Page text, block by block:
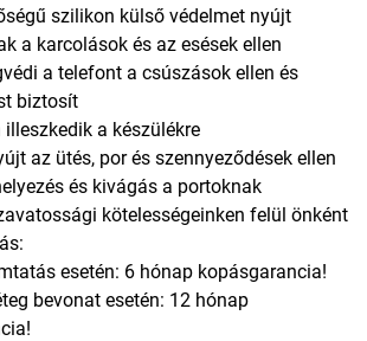
szilikon külső védelmet nyújt
a karcolások és az esések ellen
a telefont a csúszások ellen és
biztosít
illeszkedik a készülékre
az ütés, por és szennyeződések ellen
és kivágás a portoknak
kötelességeinken felül önként
esetén: 6 hónap kopásgarancia!
bevonat esetén: 12 hónap